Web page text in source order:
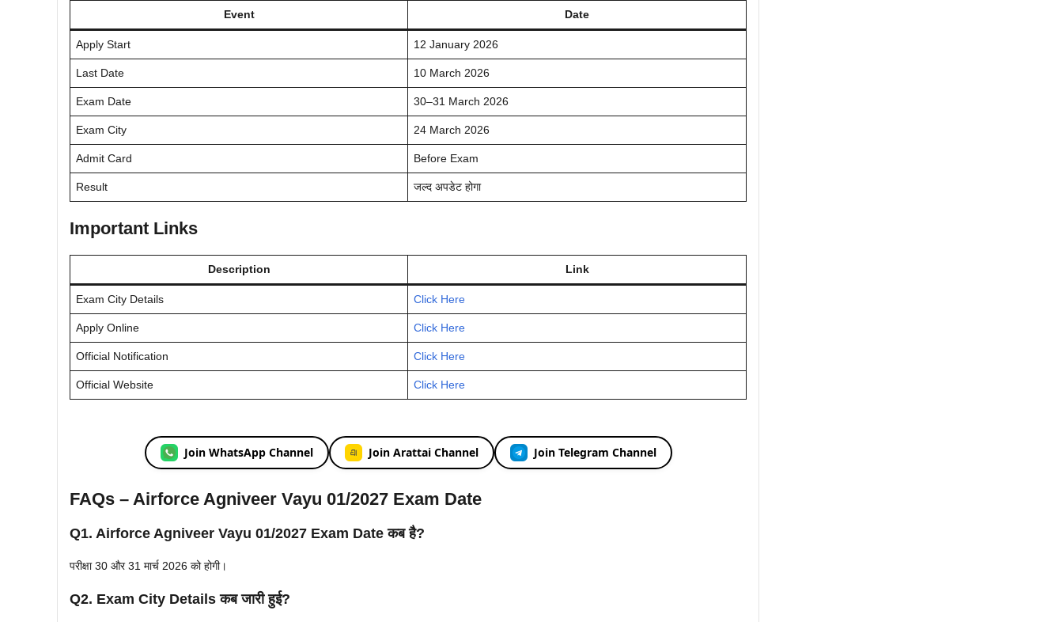
Event Date
Apply Start 12 January 2026
Last Date 10 March 2026
Exam Date 30–31 March 2026
Exam City 24 March 2026
Admit Card Before Exam
Result जल्द अपडेट होगा
Important Links
Description Link
Exam City Details Click Here
Apply Online Click Here
Official Notification Click Here
Official Website Click Here
Join WhatsApp Channel Join Arattai Channel Join Telegram Channel
FAQs – Airforce Agniveer Vayu 01/2027 Exam Date
Q1. Airforce Agniveer Vayu 01/2027 Exam Date कब है?
परीक्षा 30 और 31 मार्च 2026 को होगी।
Q2. Exam City Details कब जारी हुई?